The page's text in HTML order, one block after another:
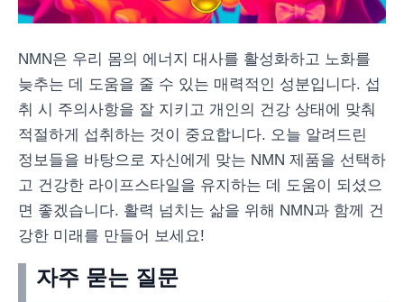
NMN은 우리 몸의 에너지 대사를 활성화하고 노화를
늦추는 데 도움을 줄 수 있는 매력적인 성분입니다. 섭
취 시 주의사항을 잘 지키고 개인의 건강 상태에 맞춰
적절하게 섭취하는 것이 중요합니다. 오늘 알려드린
정보들을 바탕으로 자신에게 맞는 NMN 제품을 선택하
고 건강한 라이프스타일을 유지하는 데 도움이 되셨으
면 좋겠습니다. 활력 넘치는 삶을 위해 NMN과 함께 건
강한 미래를 만들어 보세요!
자주 묻는 질문